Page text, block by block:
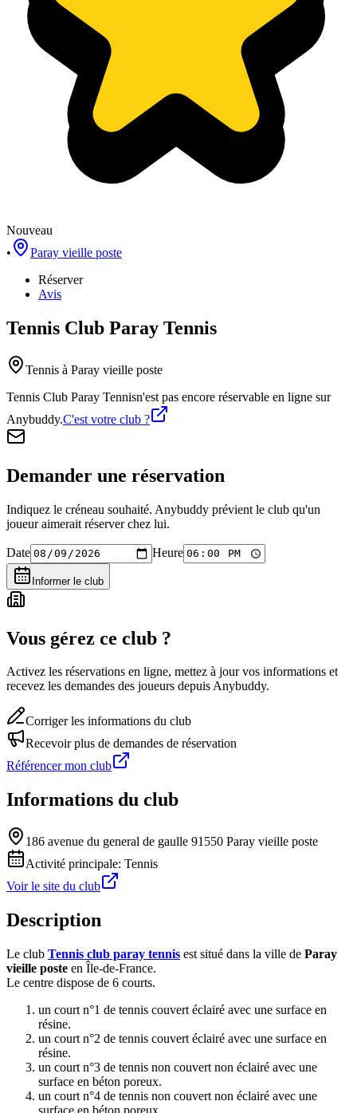
Nouveau
•
Paray vieille poste
Réserver
Avis
Tennis Club Paray Tennis
Tennis à Paray vieille poste
Tennis Club Paray Tennisn'est pas encore réservable en ligne sur
Anybuddy.C'est votre club ?
Demander une réservation
Indiquez le créneau souhaité. Anybuddy prévient le club qu'un
joueur aimerait réserver chez lui.
Date Heure
Informer le club
Vous gérez ce club ?
Activez les réservations en ligne, mettez à jour vos informations et
recevez les demandes des joueurs depuis Anybuddy.
Corriger les informations du club
Recevoir plus de demandes de réservation
Référencer mon club
Informations du club
186 avenue du general de gaulle 91550 Paray vieille poste
Activité principale: Tennis
Voir le site du club
Description
Le club Tennis club paray tennis est situé dans la ville de Paray
vieille poste en Île-de-France.
Le centre dispose de 6 courts.
un court n°1 de tennis couvert éclairé avec une surface en
résine.
un court n°2 de tennis couvert éclairé avec une surface en
résine.
un court n°3 de tennis non couvert non éclairé avec une
surface en béton poreux.
un court n°4 de tennis non couvert non éclairé avec une
surface en béton poreux.